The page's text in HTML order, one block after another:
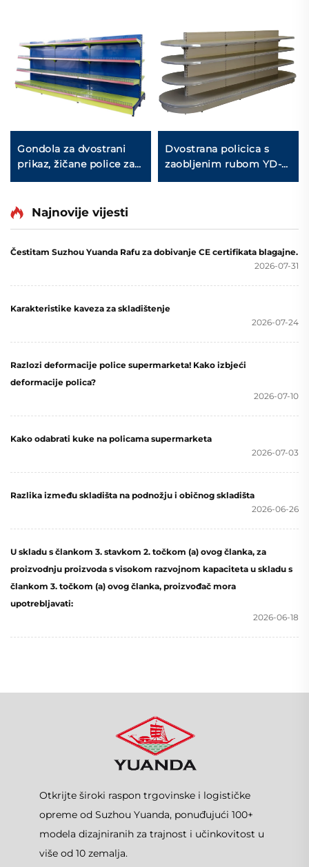
Gondola za dvostrani
prikaz, žičane police za
skladištenje za
YD-S002A
Dvostrana policica s
zaobljenim rubom YD-
S011
Najnovije vijesti
Čestitam Suzhou Yuanda Rafu za dobivanje CE certifikata blagajne.
2026-07-31
Karakteristike kaveza za skladištenje
2026-07-24
Razlozi deformacije police supermarketa! Kako izbjeći
deformacije polica?
2026-07-10
Kako odabrati kuke na policama supermarketa
2026-07-03
Razlika između skladišta na podnožju i običnog skladišta
2026-06-26
U skladu s člankom 3. stavkom 2. točkom (a) ovog članka, za
proizvodnju proizvoda s visokom razvojnom kapaciteta u skladu s
člankom 3. točkom (a) ovog članka, proizvođač mora
upotrebljavati:
2026-06-18
Otkrijte široki raspon trgovinske i logističke
opreme od Suzhou Yuanda, ponuđujući 100+
modela dizajniranih za trajnost i učinkovitost u
više od 10 zemalja.